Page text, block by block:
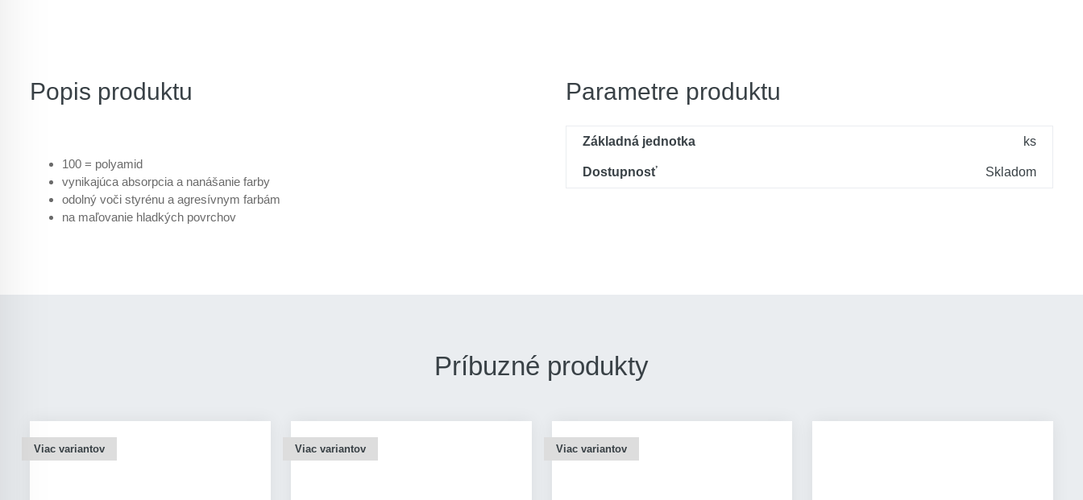
Popis produktu
100 = polyamid
vynikajúca absorpcia a nanášanie farby
odolný voči styrénu a agresívnym farbám
na maľovanie hladkých povrchov
Parametre produktu
Základná jednotka ks
Dostupnosť Skladom
Príbuzné produkty
Viac variantov Viac variantov Viac variantov